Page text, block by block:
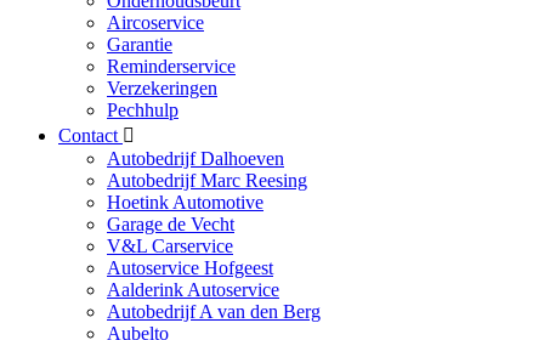
Aircoservice
Garantie
Reminderservice
Verzekeringen
Pechhulp
Contact
Autobedrijf Dalhoeven
Autobedrijf Marc Reesing
Hoetink Automotive
Garage de Vecht
V&L Carservice
Autoservice Hofgeest
Aalderink Autoservice
Autobedrijf A van den Berg
Aubelto